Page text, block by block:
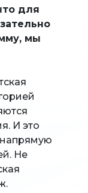
для
мы
И это
напрямую
Не